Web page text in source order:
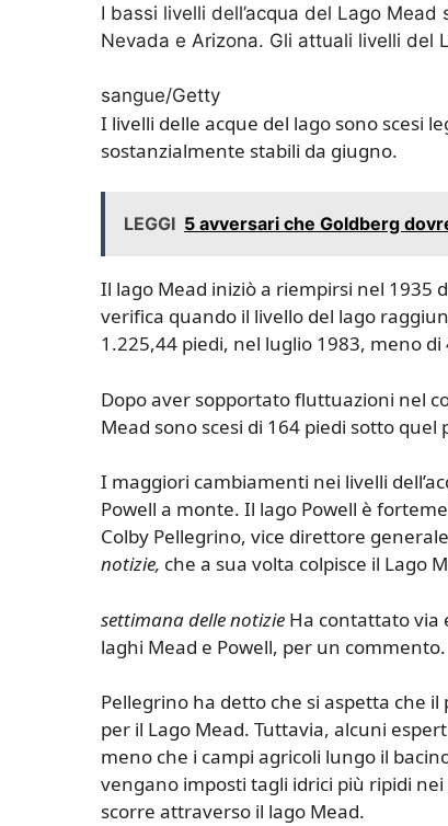
I bassi livelli dell’acqua del Lago
Nevada e Arizona. Gli attuali livelli del
sangue/Getty
I livelli delle acque del lago sono scesi
sostanzialmente stabili da giugno.
LEGGI 5 avversari che Goldberg
Il lago Mead iniziò a riempirsi nel 1935
verifica quando il livello del lago
1.225,44 piedi, nel luglio 1983, meno
Dopo aver sopportato fluttuazioni nel
Mead sono scesi di 164 piedi sotto quel
I maggiori cambiamenti nei livelli
Powell a monte. Il lago Powell è
Colby Pellegrino, vice direttore
notizie, che a sua volta colpisce il Lago
settimana delle notizie Ha contattato via
laghi Mead e Powell, per un commento.
Pellegrino ha detto che si aspetta che
per il Lago Mead. Tuttavia, alcuni
meno che i campi agricoli lungo il
vengano imposti tagli idrici più ripidi
scorre attraverso il lago Mead.